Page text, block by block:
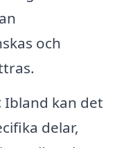
och
Ibland kan det
delar,